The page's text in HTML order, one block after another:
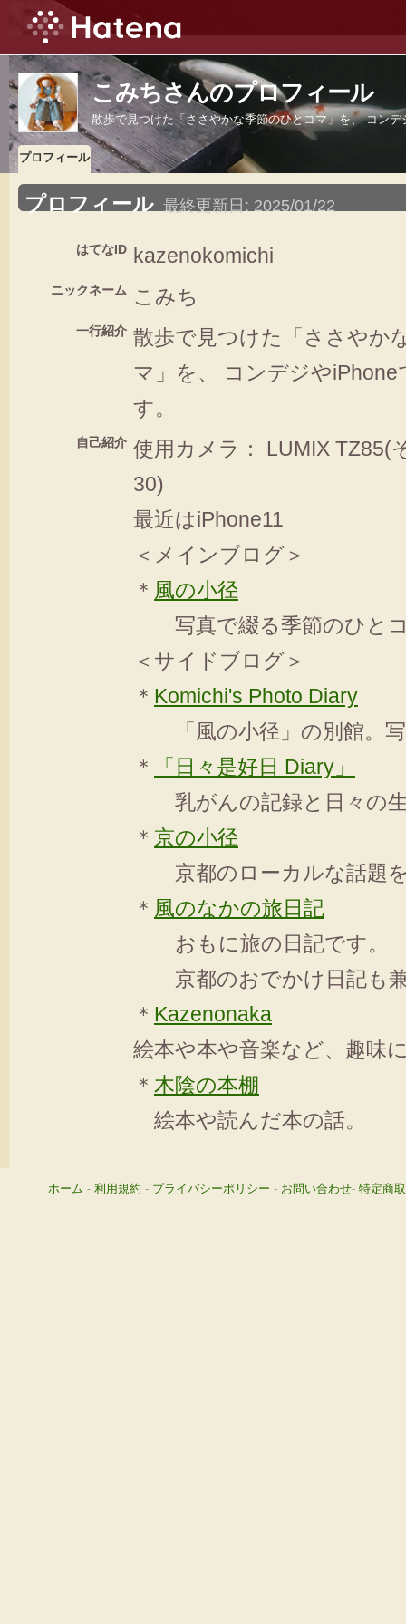
こみちさんのプロフィール
散歩で見つけた「ささやかな季節のひとコマ」を、 コン
プロフィール
プロフィール 最終更新日: 2025/01/22
はてなID kazenokomichi
ニックネーム こみち
一行紹介 散歩で見つけた「ささやか
マ」を、 コンデジや
す。
自己紹介 使用カメラ： LUMIX TZ85(
30)
最近はiPhone11
＜メインブログ＞
＊ 風の小径
写真で綴る季節のひと
＜サイドブログ＞
＊ Komichi's Photo Diary
「風の小径」の別館。写
＊
「日々是好日 Diary」
乳がんの記録と日々の
＊ 京の小径
京都のローカルな話題
＊ 風のなかの旅日記
おもに旅の日記です。
京都のおでかけ日記も
＊ Kazenonaka
絵本や本や音楽など、趣味
＊ 木陰の本棚
絵本や読んだ本の話。
ホーム - 利用規約 - プライバシーポリシー - お問い合わせ- 特定商